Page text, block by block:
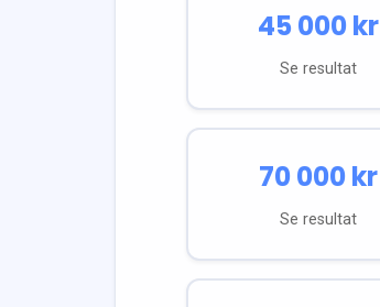
45 000kr
Se resultat
70 000kr
Se resultat